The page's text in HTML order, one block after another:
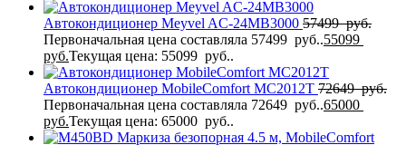
Автокондиционер Meyvel AC-24MB3000 57499руб.
Первоначальная цена составляла 57499 руб..55099
руб.Текущая цена: 55099 руб..
Автокондиционер MobileComfort MC2012T 72649руб.
Первоначальная цена составляла 72649 руб..65000
руб.Текущая цена: 65000 руб..
Маркиза безопорная 4.5 м, MobileComfort